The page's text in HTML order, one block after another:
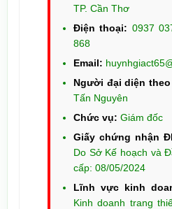
TP. Cần Thơ
Điện thoại: 0937
868
Email:
Người đại diện
Tấn Nguyên
Chức vụ: Giám đốc
Giấy chứng nhận
Do Sở Kế hoạch và
cấp: 08/05/2024
Lĩnh vực kinh
Kinh doanh trang